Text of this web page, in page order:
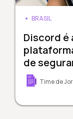
BRASIL
Discord é
de
Time de